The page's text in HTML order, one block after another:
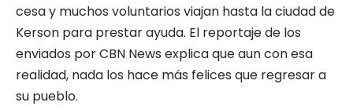
cesa y muchos voluntarios viajan hasta la ciudad de
Kerson para prestar ayuda. El reportaje de los
enviados por CBN News explica que aun con esa
realidad, nada los hace más felices que regresar a
su pueblo.